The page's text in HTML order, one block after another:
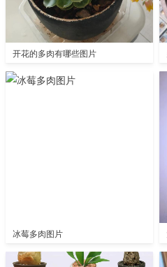
开花的多肉有哪些图片
冰莓多肉图片